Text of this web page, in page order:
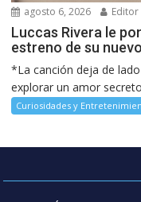
agosto 6, 2026 Editor
Luccas Rivera le
estreno de su
*La canción deja de
explorar un amor
Curiosidades y